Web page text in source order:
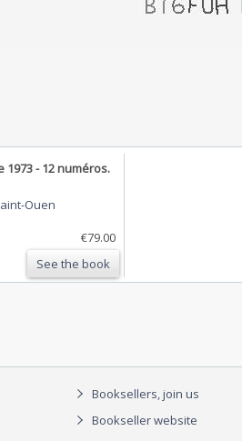
1973 - 12 numéros.
Ouen
€79.00
See the book
Booksellers, join us
Bookseller website